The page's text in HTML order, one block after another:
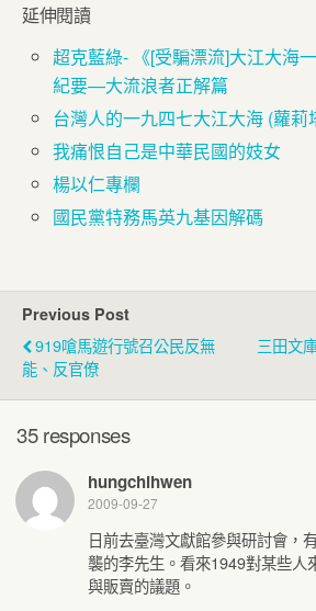
延伸閱讀
超克藍綠- 《[受騙漂流]大江大海
紀要—大流浪者正解篇
台灣人的一九四七大江大海 (蘿莉
我痛恨自己是中華民國的妓女
楊以仁專欄
國民黨特務馬英九基因解碼
Previous Post
919嗆馬遊行號召公民反無
能、反官僚
三田文
35 responses
hungchihwen
2009-09-27
日前去臺灣文獻館參與研討會，
襲的李先生。看來1949對某些人
與販賣的議題。